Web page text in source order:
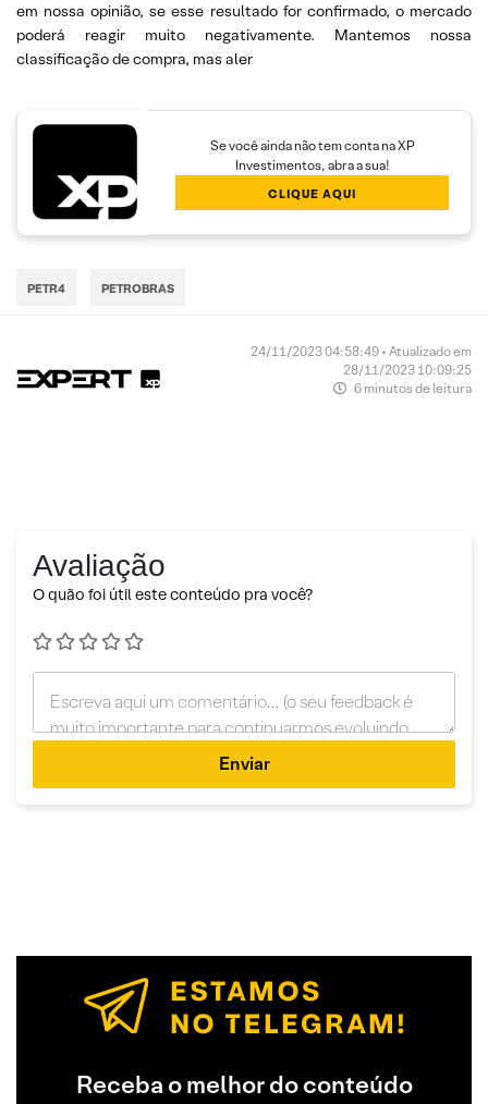
em nossa opinião, se esse resultado for confirmado, o mercado
poderá reagir muito negativamente. Mantemos nossa
classificação de compra, mas aler
Se você ainda não tem conta na XP
Investimentos, abra a sua!
CLIQUE AQUI
PETR4 PETROBRAS
24/11/2023 04:58:49 • Atualizado em
28/11/2023 10:09:25
6 minutos de leitura
Avaliação
O quão foi útil este conteúdo pra você?
Enviar
Receba o melhor do conteúdo